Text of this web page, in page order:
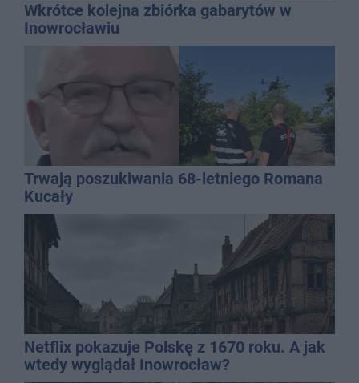
Wkrótce kolejna zbiórka gabarytów w
Inowrocławiu
Trwają poszukiwania 68-letniego Romana
Kucały
Netflix pokazuje Polskę z 1670 roku. A jak
wtedy wyglądał Inowrocław?